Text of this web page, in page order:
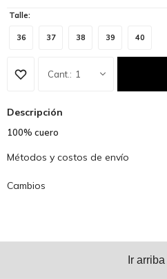
Talle:
36 37 38 39 40
1
Descripción
100% cuero
Métodos y costos de envío
Cambios
Ir arriba